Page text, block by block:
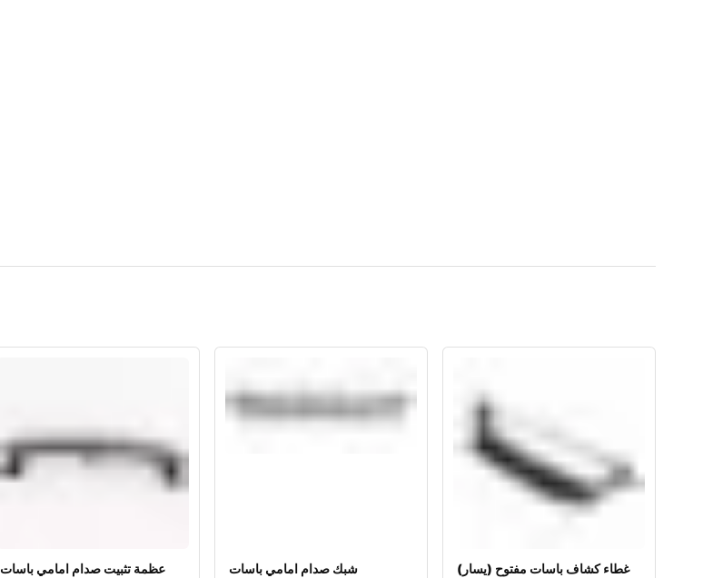
عظمة تثبيت صدام امامي باسات شبك صدام امامي باسات غطاء كشاف باسات مفتوح (يسار)